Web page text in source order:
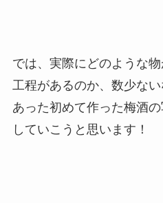
では、実際にどのような
工程があるのか、数少な
あった初めて作った梅酒
していこうと思います！